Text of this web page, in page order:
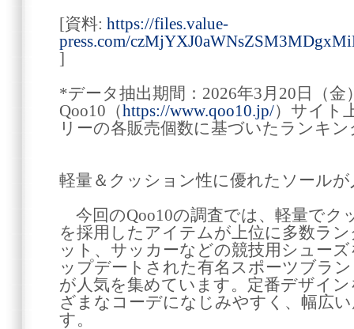
[資料: https://files.value-
press.com/
]
*データ抽出期間：2026年3月20日（金
Qoo10（https://www.qoo10.jp/）サイト
リーの各販売個数に基づいたランキ
軽量＆クッション性に優れたソールが
今回のQoo10の調査では、軽量でク
を採用したアイテムが上位に多数ラ
ット、サッカーなどの競技用シュー
ップデートされた有名スポーツブラ
が人気を集めています。定番デザイ
ざまなコーデになじみやすく、幅広
す。